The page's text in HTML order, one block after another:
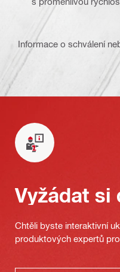
Informace o schválení
Vyžádat si
Chtěli byste interaktivní
produktových expertů